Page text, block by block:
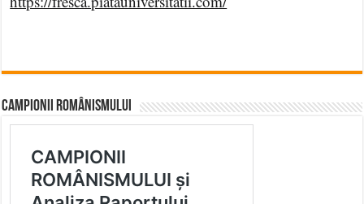
CAMPIONII ROMÂNISMULUI